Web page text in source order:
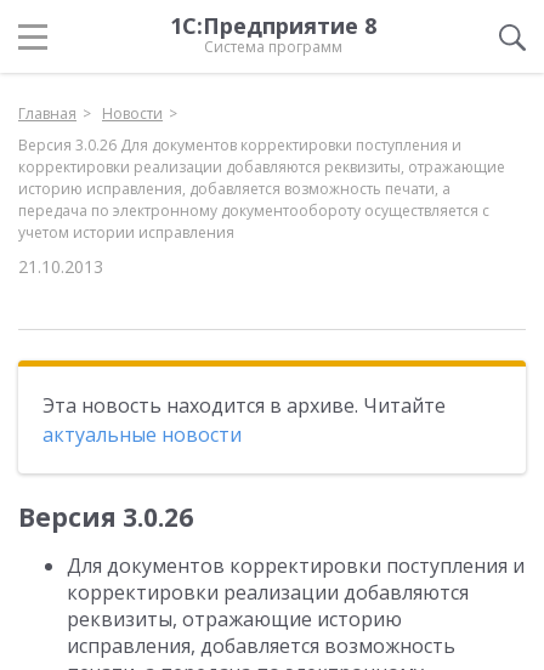
1С:Предприятие 8
Система программ
Главная
Новости
Версия 3.0.26 Для документов корректировки поступления и
корректировки реализации добавляются реквизиты, отражающие
историю исправления, добавляется возможность печати, а
передача по электронному документообороту осуществляется с
учетом истории исправления
21.10.2013
Эта новость находится в архиве. Читайте
актуальные новости
Версия 3.0.26
Для документов корректировки поступления и
корректировки реализации добавляются
реквизиты, отражающие историю
исправления, добавляется возможность